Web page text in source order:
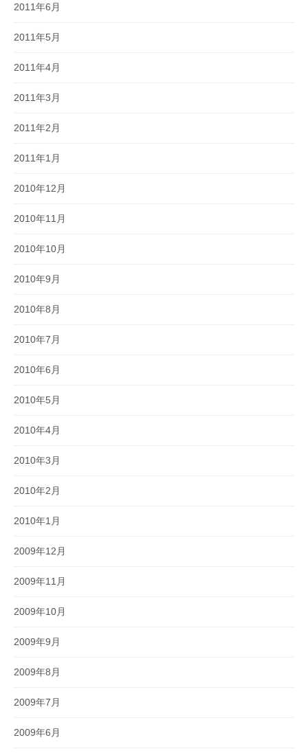
2011年6月
2011年5月
2011年4月
2011年3月
2011年2月
2011年1月
2010年12月
2010年11月
2010年10月
2010年9月
2010年8月
2010年7月
2010年6月
2010年5月
2010年4月
2010年3月
2010年2月
2010年1月
2009年12月
2009年11月
2009年10月
2009年9月
2009年8月
2009年7月
2009年6月